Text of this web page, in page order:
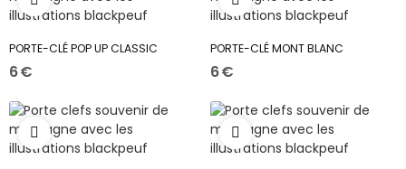
PORTE-CLÉ POP UP CLASSIC
6 €
PORTE-CLÉ MONT BLANC
6 €